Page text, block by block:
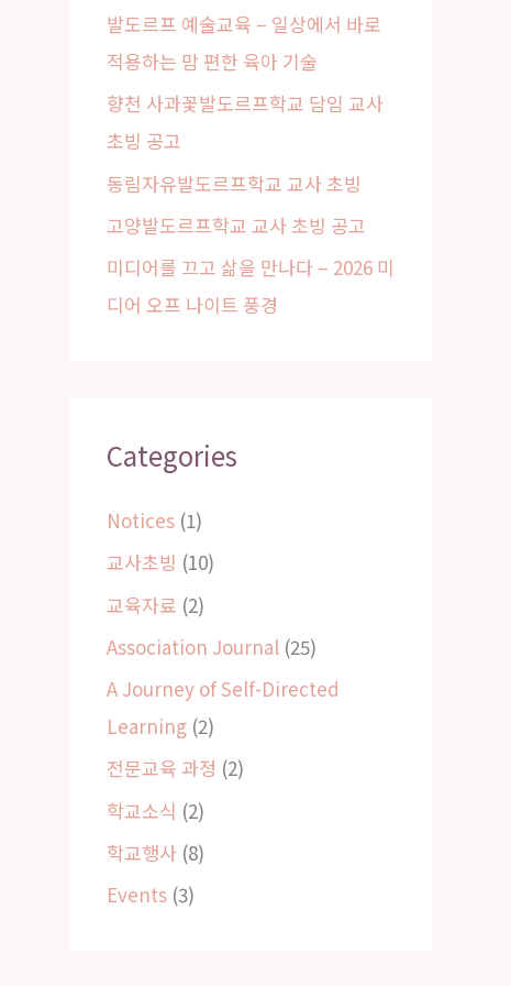
o
r
:
발도르프 예술교육 – 일상에서 바로
적용하는 맘 편한 육아 기술
향천 사과꽃발도르프학교 담임 교사
초빙 공고
동림자유발도르프학교 교사 초빙
고양발도르프학교 교사 초빙 공고
미디어를 끄고 삶을 만나다 – 2026 미
디어 오프 나이트 풍경
Categories
Notices (1)
교사초빙 (10)
교육자료 (2)
Association Journal (25)
A Journey of Self-Directed
Learning (2)
전문교육 과정 (2)
학교소식 (2)
학교행사 (8)
Events (3)